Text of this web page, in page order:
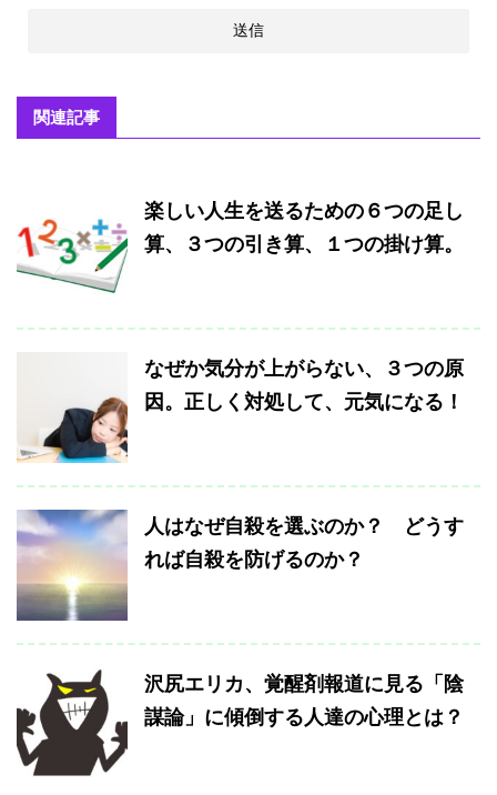
関連記事
楽しい人生を送るための６つの足し
算、３つの引き算、１つの掛け算。
なぜか気分が上がらない、３つの原
因。正しく対処して、元気になる！
人はなぜ自殺を選ぶのか？ どうす
れば自殺を防げるのか？
沢尻エリカ、覚醒剤報道に見る「陰
謀論」に傾倒する人達の心理とは？